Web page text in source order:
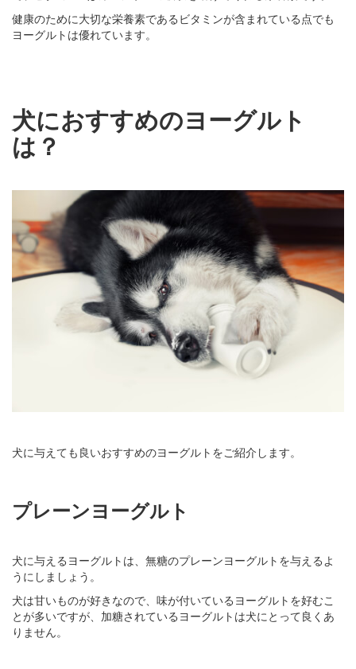
健康のために大切な栄養素であるビタミンが含まれている点でも
ヨーグルトは優れています。
犬におすすめのヨーグルト
は？
犬に与えても良いおすすめのヨーグルトをご紹介します。
プレーンヨーグルト
犬に与えるヨーグルトは、無糖のプレーンヨーグルトを与えるよ
うにしましょう。
犬は甘いものが好きなので、味が付いているヨーグルトを好むこ
とが多いですが、加糖されているヨーグルトは犬にとって良くあ
りません。